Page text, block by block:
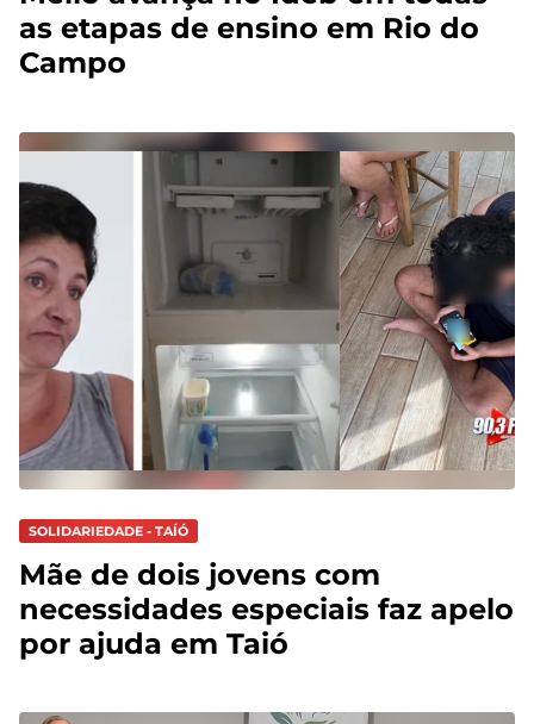
as etapas de ensino em Rio do
Campo
SOLIDARIEDADE - TAÍÓ
Mãe de dois jovens com
necessidades especiais faz apelo
por ajuda em Taió